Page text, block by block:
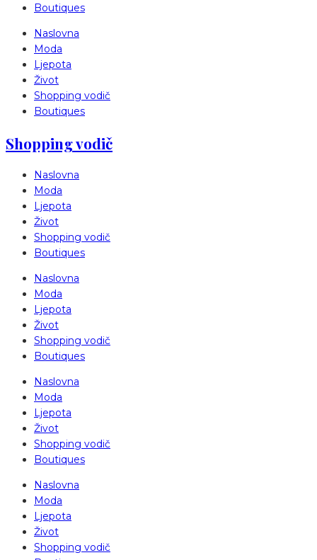
Boutiques
Naslovna
Moda
Ljepota
Život
Shopping vodič
Boutiques
Shopping vodič
Naslovna
Moda
Ljepota
Život
Shopping vodič
Boutiques
Naslovna
Moda
Ljepota
Život
Shopping vodič
Boutiques
Naslovna
Moda
Ljepota
Život
Shopping vodič
Boutiques
Naslovna
Moda
Ljepota
Život
Shopping vodič